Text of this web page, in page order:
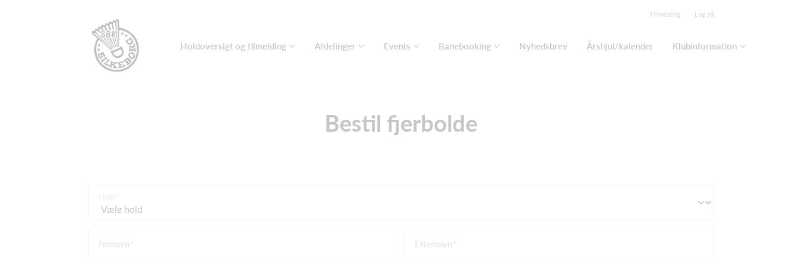
Tilmelding Log på
Holdoversigt og tilmelding Afdelinger Events Banebooking Nyhedsbrev Årshjul/kalender Klubinformation
Bestil fjerbolde
Fornavn Efternavn